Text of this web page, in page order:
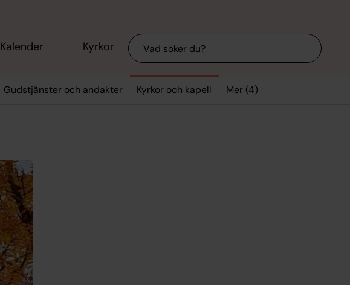
Kalender Kyrkor Sök
Gudstjänster och andakter Kyrkor och kapell Mer (4)